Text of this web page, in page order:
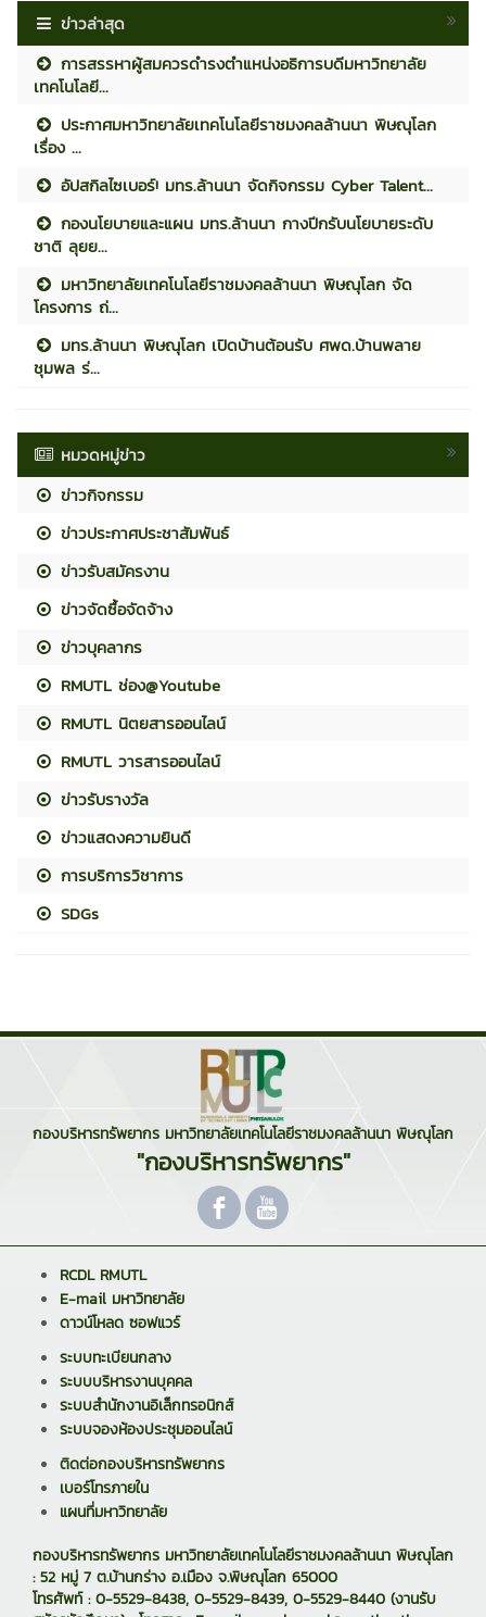
ข่าวล่าสุด
การสรรหาผู้สมควรดำรงตำแหน่งอธิการบดีมหาวิทยาลัย
เทคโนโลยี...
ประกาศมหาวิทยาลัยเทคโนโลยีราชมงคลล้านนา พิษณุโลก
เรื่อง ...
อัปสกิลไซเบอร์! มทร.ล้านนา จัดกิจกรรม Cyber Talent...
กองนโยบายและแผน มทร.ล้านนา กางปีกรับนโยบายระดับ
ชาติ ลุยย...
มหาวิทยาลัยเทคโนโลยีราชมงคลล้านนา พิษณุโลก จัด
โครงการ ถ่...
มทร.ล้านนา พิษณุโลก เปิดบ้านต้อนรับ ศพด.บ้านพลาย
ชุมพล ร่...
หมวดหมู่ข่าว
ข่าวกิจกรรม
ข่าวประกาศประชาสัมพันธ์
ข่าวรับสมัครงาน
ข่าวจัดซื้อจัดจ้าง
ข่าวบุคลากร
RMUTL ช่อง@Youtube
RMUTL นิตยสารออนไลน์
RMUTL วารสารออนไลน์
ข่าวรับรางวัล
ข่าวแสดงความยินดี
การบริการวิชาการ
SDGs
กองบริหารทรัพยากร มหาวิทยาลัยเทคโนโลยีราชมงคลล้านนา พิษณุโลก
"กองบริหารทรัพยากร"
RCDL RMUTL
E-mail มหาวิทยาลัย
ดาวน์โหลด ซอฟแวร์
ระบบทะเบียนกลาง
ระบบบริหารงานบุคคล
ระบบสำนักงานอิเล็กทรอนิกส์
ระบบจองห้องประชุมออนไลน์
ติดต่อกองบริหารทรัพยากร
เบอร์โทรภายใน
แผนที่มหาวิทยาลัย
กองบริหารทรัพยากร มหาวิทยาลัยเทคโนโลยีราชมงคลล้านนา พิษณุโลก
: 52 หมู่ 7 ต.บ้านกร่าง อ.เมือง จ.พิษณุโลก 65000
โทรศัพท์ : 0-5529-8438, 0-5529-8439, 0-5529-8440 (งานรับ